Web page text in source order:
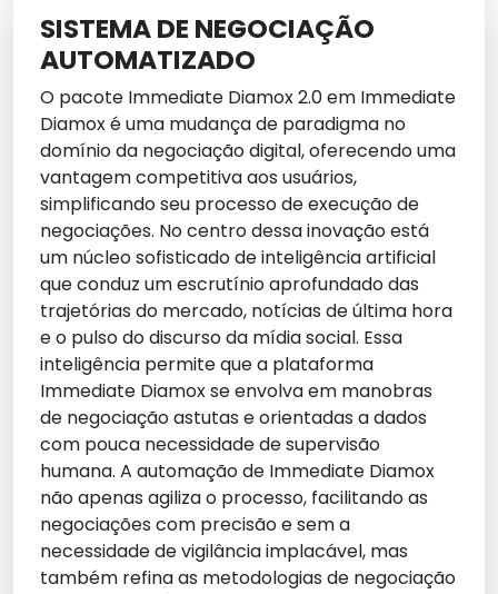
SISTEMA DE NEGOCIAÇÃO
AUTOMATIZADO
O pacote Immediate Diamox 2.0 em Immediate
Diamox é uma mudança de paradigma no
domínio da negociação digital, oferecendo uma
vantagem competitiva aos usuários,
simplificando seu processo de execução de
negociações. No centro dessa inovação está
um núcleo sofisticado de inteligência artificial
que conduz um escrutínio aprofundado das
trajetórias do mercado, notícias de última hora
e o pulso do discurso da mídia social. Essa
inteligência permite que a plataforma
Immediate Diamox se envolva em manobras
de negociação astutas e orientadas a dados
com pouca necessidade de supervisão
humana. A automação de Immediate Diamox
não apenas agiliza o processo, facilitando as
negociações com precisão e sem a
necessidade de vigilância implacável, mas
também refina as metodologias de negociação